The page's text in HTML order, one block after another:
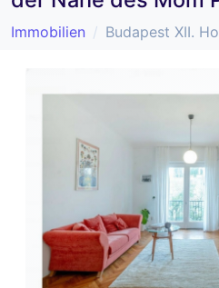
Immobilien
Budapest XII.